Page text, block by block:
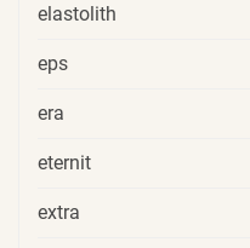
elastolith
eps
era
eternit
extra